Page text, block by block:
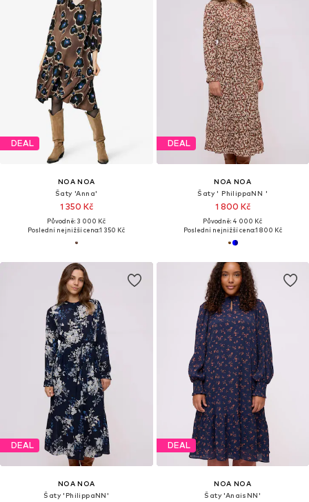
DEAL
NOA NOA
Šaty 'Anna'
1 350 Kč
Původně: 3 000 Kč
Poslední nejnižší cena:1 350 Kč
DEAL
NOA NOA
Šaty ' PhilippaNN '
1 800 Kč
Původně: 4 000 Kč
Poslední nejnižší cena:1 800 Kč
DEAL
NOA NOA
Šaty 'PhilippaNN'
DEAL
NOA NOA
Šaty 'AnaisNN'